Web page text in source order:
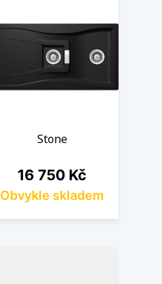
Stone
Cena
16 750 Kč
Obvykle skladem